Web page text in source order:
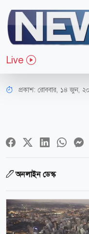
Live
ধর্ম-জীবন
মরুর বুকে
করেছিল ইসলাম
প্রকাশ: রোববার, ১৪ জুন,
অনলাইন ডেস্ক